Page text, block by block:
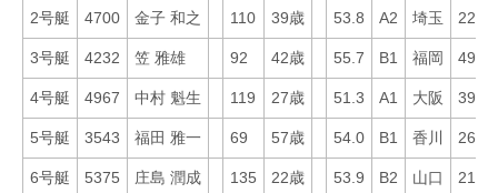
2号艇 4700 金子 和之 110 39歳 53.8 A2 埼玉 22
3号艇 4232 笠 雅雄 92 42歳 55.7 B1 福岡 49
4号艇 4967 中村 魁生 119 27歳 51.3 A1 大阪 39
5号艇 3543 福田 雅一 69 57歳 54.0 B1 香川 26
6号艇 5375 庄島 潤成 135 22歳 53.9 B2 山口 21